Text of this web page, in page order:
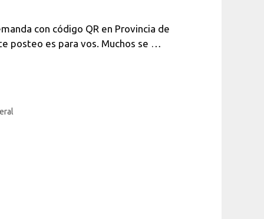
con código QR en Provincia de
posteo es para vos. Muchos se …